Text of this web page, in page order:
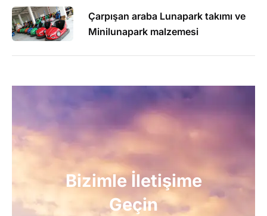
Çarpışan araba Lunapark takımı ve
Minilunapark malzemesi
Bizimle İletişime
Geçin